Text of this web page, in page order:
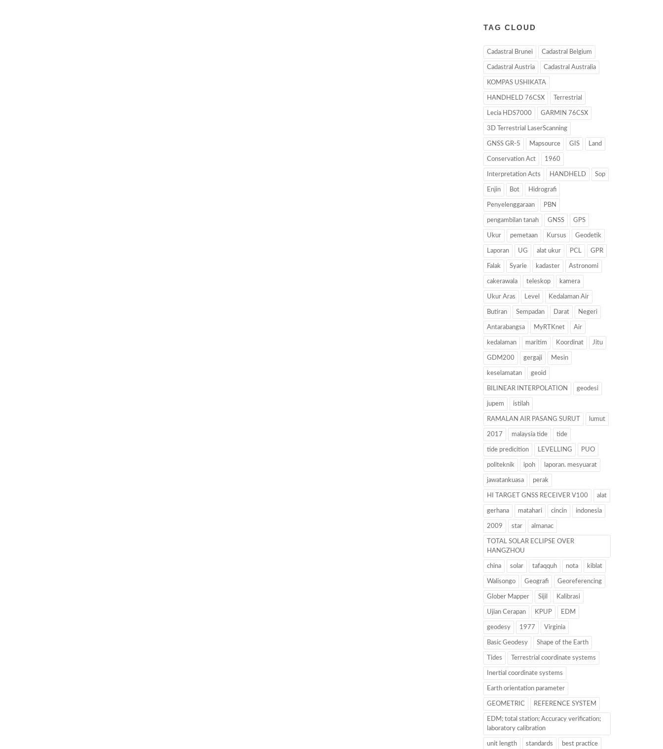
TAG CLOUD
Cadastral Brunei Cadastral Belgium
Cadastral Austria Cadastral Australia
KOMPAS USHIKATA
HANDHELD 76CSX Terrestrial
Lecia HDS7000 GARMIN 76CSX
3D Terrestrial LaserScanning
GNSS GR-5 Mapsource GIS Land
Conservation Act 1960
Interpretation Acts HANDHELD Sop
Enjin Bot Hidrografi
Penyelenggaraan PBN
pengambilan tanah GNSS GPS
Ukur pemetaan Kursus Geodetik
Laporan UG alat ukur PCL GPR
Falak Syarie kadaster Astronomi
cakerawala teleskop kamera
Ukur Aras Level Kedalaman Air
Butiran Sempadan Darat Negeri
Antarabangsa MyRTKnet Air
kedalaman maritim Koordinat Jitu
GDM200 gergaji Mesin
keselamatan geoid
BILINEAR INTERPOLATION geodesi
jupem istilah
RAMALAN AIR PASANG SURUT lumut
2017 malaysia tide tide
tide predicition LEVELLING PUO
politeknik ipoh laporan. mesyuarat
jawatankuasa perak
HI TARGET GNSS RECEIVER V100 alat
gerhana matahari cincin indonesia
2009 star almanac
TOTAL SOLAR ECLIPSE OVER
HANGZHOU
china solar tafaqquh nota kiblat
Walisongo Geografi Georeferencing
Glober Mapper Sijil Kalibrasi
Ujian Cerapan KPUP EDM
geodesy 1977 Virginia
Basic Geodesy Shape of the Earth
Tides Terrestrial coordinate systems
Inertial coordinate systems
Earth orientation parameter
GEOMETRIC REFERENCE SYSTEM
EDM; total station; Accuracy verification;
laboratory calibration
unit length standards best practice